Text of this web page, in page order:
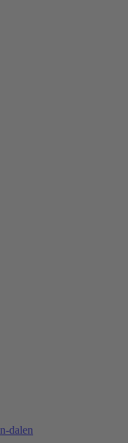
dalen